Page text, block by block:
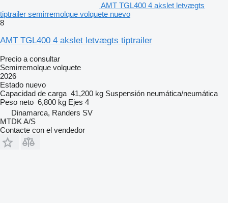
AMT TGL400 4 akslet letvægts
tiptrailer semirremolque volquete nuevo
8
AMT TGL400 4 akslet letvægts tiptrailer
Precio a consultar
Semirremolque volquete
2026
Estado nuevo
Capacidad de carga 41,200 kg Suspensión neumática/neumática
Peso neto 6,800 kg Ejes 4
Dinamarca, Randers SV
MTDK A/S
Contacte con el vendedor